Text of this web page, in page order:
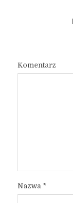
Komentarz
Nazwa *